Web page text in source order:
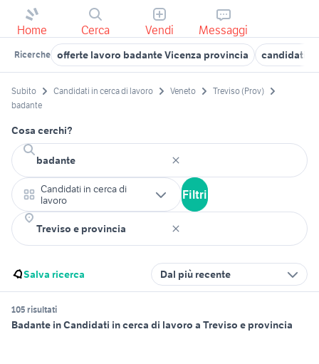
Home Cerca Vendi Messaggi
Ricerche offerte lavoro badante Vicenza provincia candidati
Subito Candidati in cerca di lavoro Veneto
Treviso (Prov)
badante
Cosa cerchi?
Candidati in cerca di
lavoro
Filtri
Salva ricerca Dal più recente
105 risultati
Badante in Candidati in cerca di lavoro a Treviso e provincia